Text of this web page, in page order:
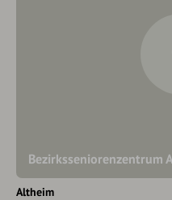
Bezirksseniorenzentrum
Altheim